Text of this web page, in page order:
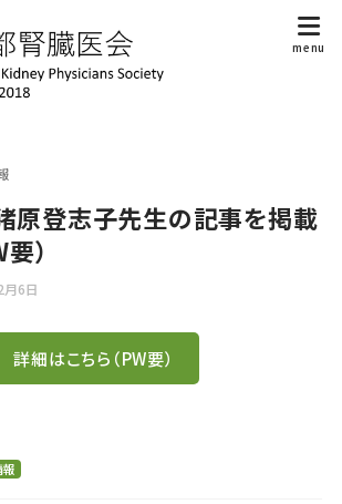
登志子先生の記事を掲載
）
6日
詳細はこちら（PW要）
報